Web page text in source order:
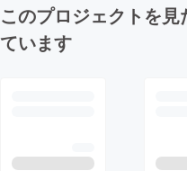
このプロジェクトを
ています